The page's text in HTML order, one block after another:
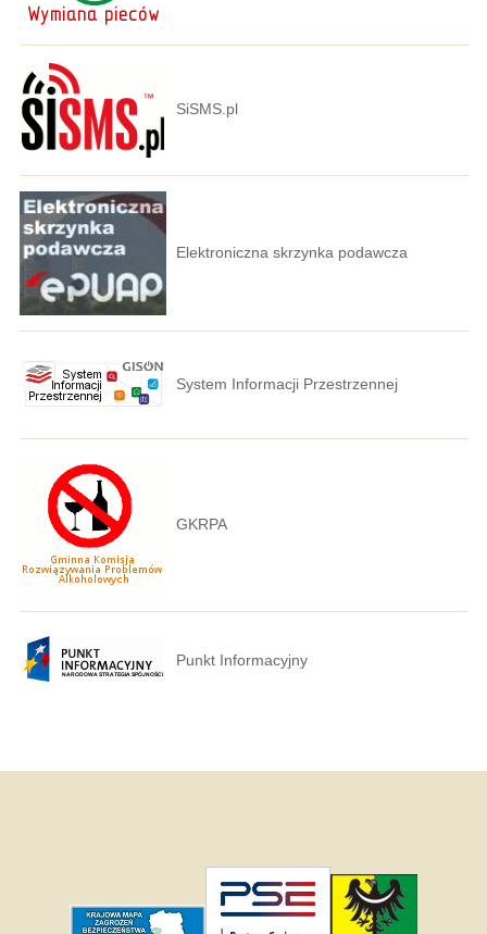
SiSMS.pl
Elektroniczna skrzynka podawcza
System Informacji Przestrzennej
GKRPA
Punkt Informacyjny